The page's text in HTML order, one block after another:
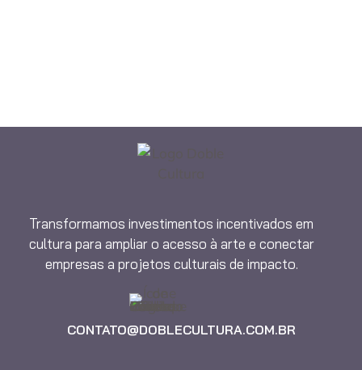
Transformamos investimentos incentivados em
cultura para ampliar o acesso à arte e conectar
empresas a projetos culturais de impacto.
CONTATO@DOBLECULTURA.COM.BR